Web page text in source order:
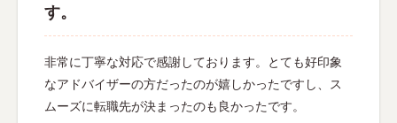
す。
非常に丁寧な対応で感謝しております。とても好印象
なアドバイザーの方だったのが嬉しかったですし、ス
ムーズに転職先が決まったのも良かったです。